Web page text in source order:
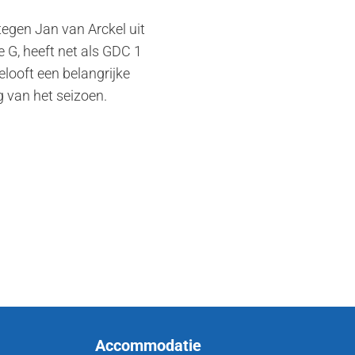
Jan van Arckel uit
heeft net als GDC 1
een belangrijke
van het seizoen.
Accommodatie